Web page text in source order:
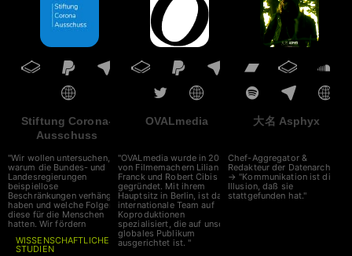
Stiftung Corona-
Ausschuss
"Wir wollen untersuchen,
warum die Bundes- und
Landesregierungen
beispiellose
Beschränkungen verhängt
haben und welche Folgen
diese für die Menschen
hatten. Wir fördern
WISSENSCHAFTLICHE
STUDIEN
OVALmedia
"OVALmedia wurde in 2002
von Filmemachern Lilian
Franck und Robert Cibis
gegründet. Mit ihrem
Hauptsitz in Berlin, ist das
internationale Team auf
Koproduktionen
spezialisiert, die auf unser
globales Publikum
ausgerichtet ist. "
大名 Asphyx
Chef-Aggregator &
Redakteur der Datenarche
→ "Kommunikation ist die
Illusion, daß sie
stattgefunden hat."